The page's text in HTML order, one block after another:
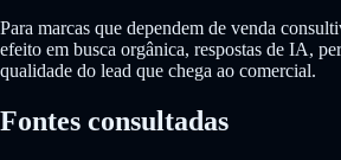
Para marcas que dependem de venda
efeito em busca orgânica, respostas de IA,
qualidade do lead que chega ao comercial.
Fontes consultadas